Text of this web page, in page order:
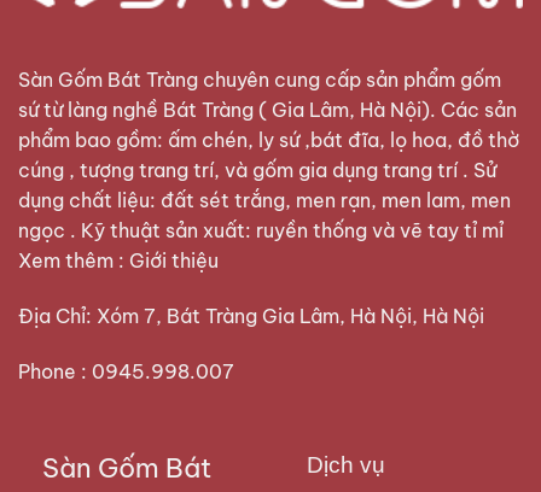
Sàn Gốm Bát Tràng chuyên cung cấp sản phẩm gốm
sứ từ làng nghề Bát Tràng ( Gia Lâm, Hà Nội). Các sản
phẩm bao gồm: ấm chén, ly sứ ,bát đĩa, lọ hoa, đồ thờ
cúng , tượng trang trí, và gốm gia dụng trang trí . Sử
dụng chất liệu: đất sét trắng, men rạn, men lam, men
ngọc . Kỹ thuật sản xuất: ruyền thống và vẽ tay tỉ mỉ
Xem thêm : Giới thiệu
Địa Chỉ: Xóm 7, Bát Tràng Gia Lâm, Hà Nội, Hà Nội
Phone : 0945.998.007
Sàn Gốm Bát
Dịch vụ